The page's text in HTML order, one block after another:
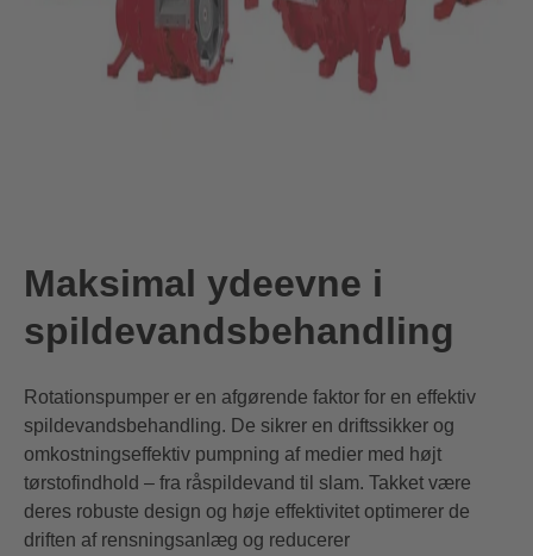
Maksimal ydeevne i
spildevandsbehandling
Rotationspumper er en afgørende faktor for en effektiv
spildevandsbehandling. De sikrer en driftssikker og
omkostningseffektiv pumpning af medier med højt
tørstofindhold – fra råspildevand til slam. Takket være
deres robuste design og høje effektivitet optimerer de
driften af rensningsanlæg og reducerer